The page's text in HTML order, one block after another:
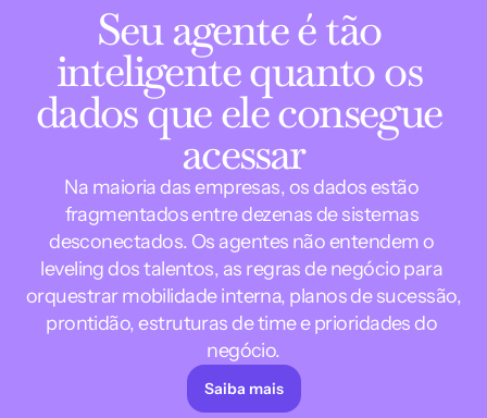
Seu agente é tão
inteligente quanto os
dados que ele consegue
acessar
Na maioria das empresas, os dados estão
fragmentados entre dezenas de sistemas
desconectados. Os agentes não entendem o
leveling dos talentos, as regras de negócio para
orquestrar mobilidade interna, planos de sucessão,
prontidão, estruturas de time e prioridades do
negócio.
Saiba mais